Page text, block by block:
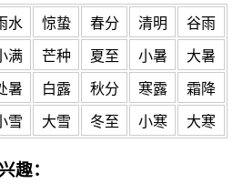
水 惊蛰 春分 清明 谷雨
满 芒种 夏至 小暑 大暑
暑 白露 秋分 寒露 霜降
雪 大雪 冬至 小寒 大寒
趣：